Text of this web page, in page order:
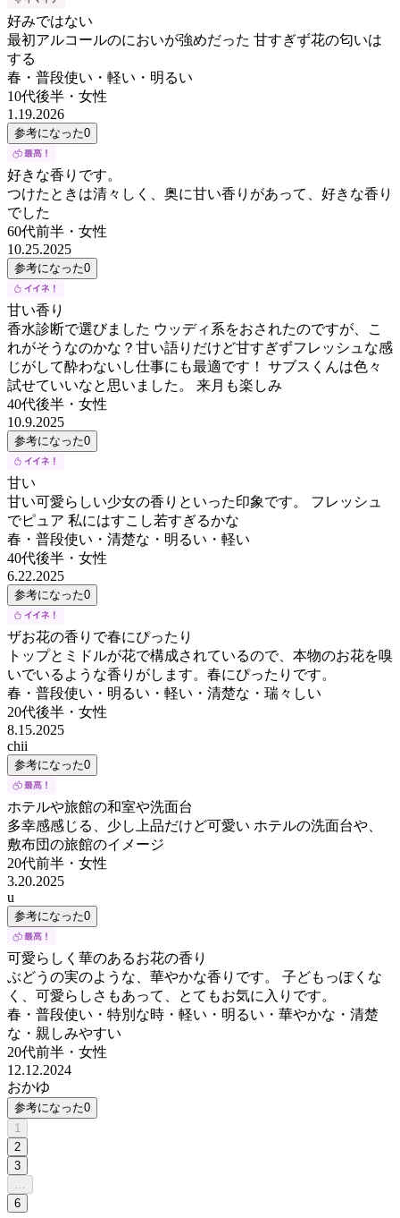
好みではない
最初アルコールのにおいが強めだった 甘すぎず花の匂いは
する
春・普段使い・軽い・明るい
10代後半 ・ 女性
1.19.2026
参考になった0
好きな香りです。
つけたときは清々しく、奥に甘い香りがあって、好きな香り
でした
60代前半 ・ 女性
10.25.2025
参考になった0
甘い香り
香水診断で選びました ウッディ系をおされたのですが、こ
れがそうなのかな？甘い語りだけど甘すぎずフレッシュな感
じがして酔わないし仕事にも最適です！ サブスくんは色々
試せていいなと思いました。 来月も楽しみ
40代後半 ・ 女性
10.9.2025
参考になった0
甘い
甘い可愛らしい少女の香りといった印象です。 フレッシュ
でピュア 私にはすこし若すぎるかな
春・普段使い・清楚な・明るい・軽い
40代後半 ・ 女性
6.22.2025
参考になった0
ザお花の香りで春にぴったり
トップとミドルが花で構成されているので、本物のお花を嗅
いでいるような香りがします。春にぴったりです。
春・普段使い・明るい・軽い・清楚な・瑞々しい
20代後半 ・ 女性
8.15.2025
chii
参考になった0
ホテルや旅館の和室や洗面台
多幸感感じる、少し上品だけど可愛い ホテルの洗面台や、
敷布団の旅館のイメージ
20代前半 ・ 女性
3.20.2025
u
参考になった0
可愛らしく華のあるお花の香り
ぶどうの実のような、華やかな香りです。 子どもっぽくな
く、可愛らしさもあって、とてもお気に入りです。
春・普段使い・特別な時・軽い・明るい・華やかな・清楚
な・親しみやすい
20代前半 ・ 女性
12.12.2024
おかゆ
参考になった0
1
2
3
6